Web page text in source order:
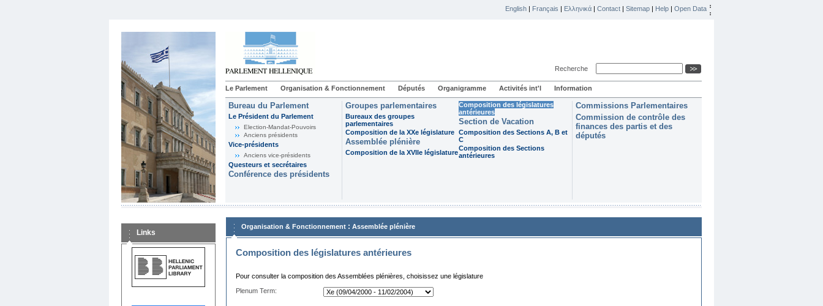
English | Français | Ελληνικά | Contact | Sitemap | Help | Open Data
Recherche
Le Parlement Organisation & Fonctionnement Députés Organigramme Activités int'l Information
Bureau du Parlement
Le Président du Parlement
Election-Mandat-Pouvoirs
Anciens présidents
Vice-présidents
Anciens vice-présidents
Questeurs et secrétaires
Conférence des présidents
Groupes parlementaires
Bureaux des groupes
parlementaires
Composition de la XXe législature
Assemblée plénière
Composition de la XVIIe législature
Composition des législatures
antérieures
Section de Vacation
Composition des Sections A, B et
C
Composition des Sections
antérieures
Commissions Parlementaires
Commission de contrôle des
finances des partis et des
députés
Links
Organisation & Fonctionnement : Assemblée plénière
Composition des législatures antérieures
Pour consulter la composition des Assemblées plénières, choisissez une législature
Plenum Term: